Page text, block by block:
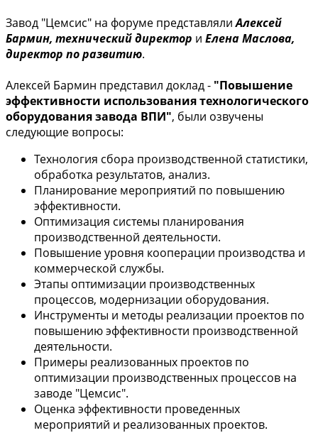
Завод "Цемсис" на форуме представлялиАлексей
Бармин, технический директор и Елена Маслова,
директор по развитию.
Алексей Бармин представил доклад - "Повышение
эффективности использования технологического
оборудования завода ВПИ", были озвучены
следующие вопросы:
Технология сбора производственной статистики,
обработка результатов, анализ.
Планирование мероприятий по повышению
эффективности.
Оптимизация системы планирования
производственной деятельности.
Повышение уровня кооперации производства и
коммерческой службы.
Этапы оптимизации производственных
процессов, модернизации оборудования.
Инструменты и методы реализации проектов по
повышению эффективности производственной
деятельности.
Примеры реализованных проектов по
оптимизации производственных процессов на
заводе "Цемсис".
Оценка эффективности проведенных
мероприятий и реализованных проектов.